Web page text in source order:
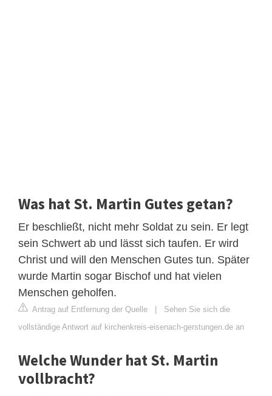
Was hat St. Martin Gutes getan?
Er beschließt, nicht mehr Soldat zu sein. Er legt
sein Schwert ab und lässt sich taufen. Er wird
Christ und will den Menschen Gutes tun. Später
wurde Martin sogar Bischof und hat vielen
Menschen geholfen.
Antrag auf Entfernung der Quelle | Sehen Sie sich die
vollständige Antwort auf kirchenkreis-eisenach-gerstungen.de an
Welche Wunder hat St. Martin
vollbracht?